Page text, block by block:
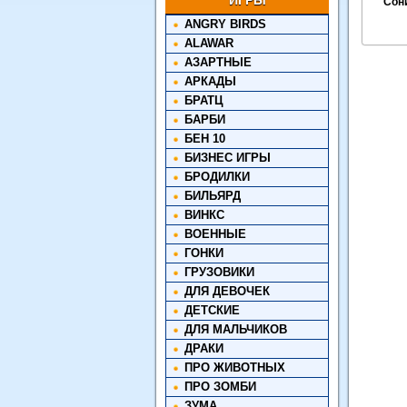
ANGRY BIRDS
ALAWAR
АЗАРТНЫЕ
АРКАДЫ
БРАТЦ
БАРБИ
БЕН 10
БИЗНЕС ИГРЫ
БРОДИЛКИ
БИЛЬЯРД
ВИНКС
ВОЕННЫЕ
ГОНКИ
ГРУЗОВИКИ
ДЛЯ ДЕВОЧЕК
ДЕТСКИЕ
ДЛЯ МАЛЬЧИКОВ
ДРАКИ
ПРО ЖИВОТНЫХ
ПРО ЗОМБИ